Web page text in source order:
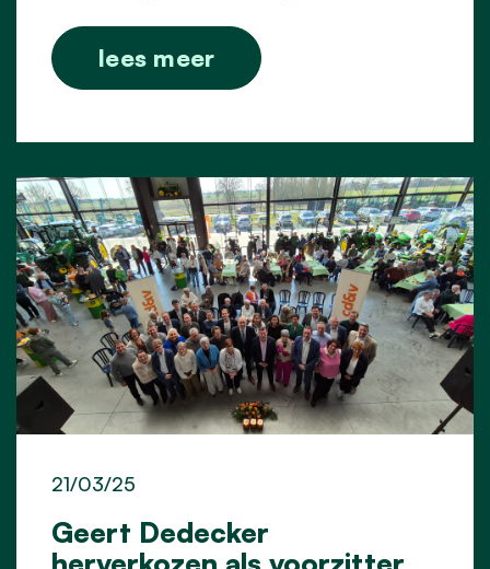
lees meer
Geert Dedecker
21/03/25